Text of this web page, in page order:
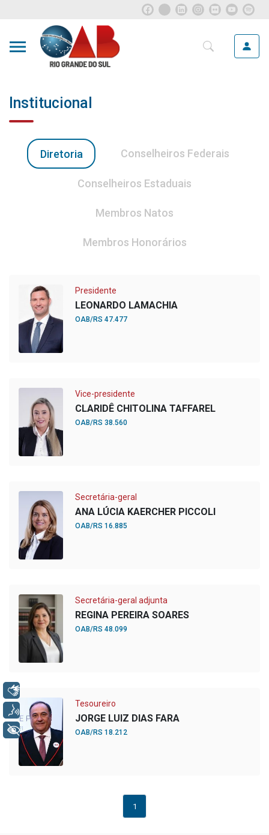
Institucional
Diretoria Conselheiros Federais
Conselheiros Estaduais
Membros Natos
Membros Honorários
Presidente
LEONARDO LAMACHIA
OAB/RS 47.477
Vice-presidente
CLARIDÊ CHITOLINA TAFFAREL
OAB/RS 38.560
Secretária-geral
ANA LÚCIA KAERCHER PICCOLI
OAB/RS 16.885
Secretária-geral adjunta
REGINA PEREIRA SOARES
OAB/RS 48.099
Tesoureiro
JORGE LUIZ DIAS FARA
OAB/RS 18.212
1
Voz
+ Acessibilidade